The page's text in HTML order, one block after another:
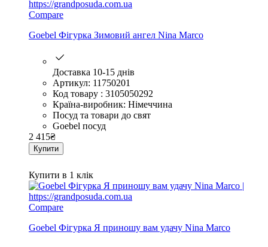
Compare
Goebel Фігурка Зимовий ангел Nina Marco
Доставка 10-15 днів
Артикул: 11750201
Код товару : 3105050292
Країна-виробник: Німеччина
Посуд та товари до свят
Goebel посуд
2 415₴
Купити
Купити в 1 клік
Compare
Goebel Фігурка Я приношу вам удачу Nina Marco